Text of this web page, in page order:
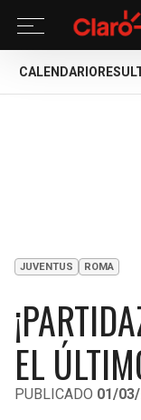
CALENDARIO
JUVENTUS ROMA
EL
PUBLICADO 01/